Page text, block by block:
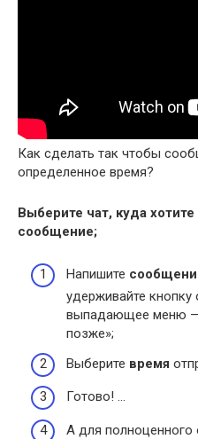
Как сделать так чтобы
определенное время?
Выберите чат, куда
сообщение;
Напишите
удерживайте кнопку
выпадающее меню —
позже»;
Выберите время
Готово! …
А для полноценного